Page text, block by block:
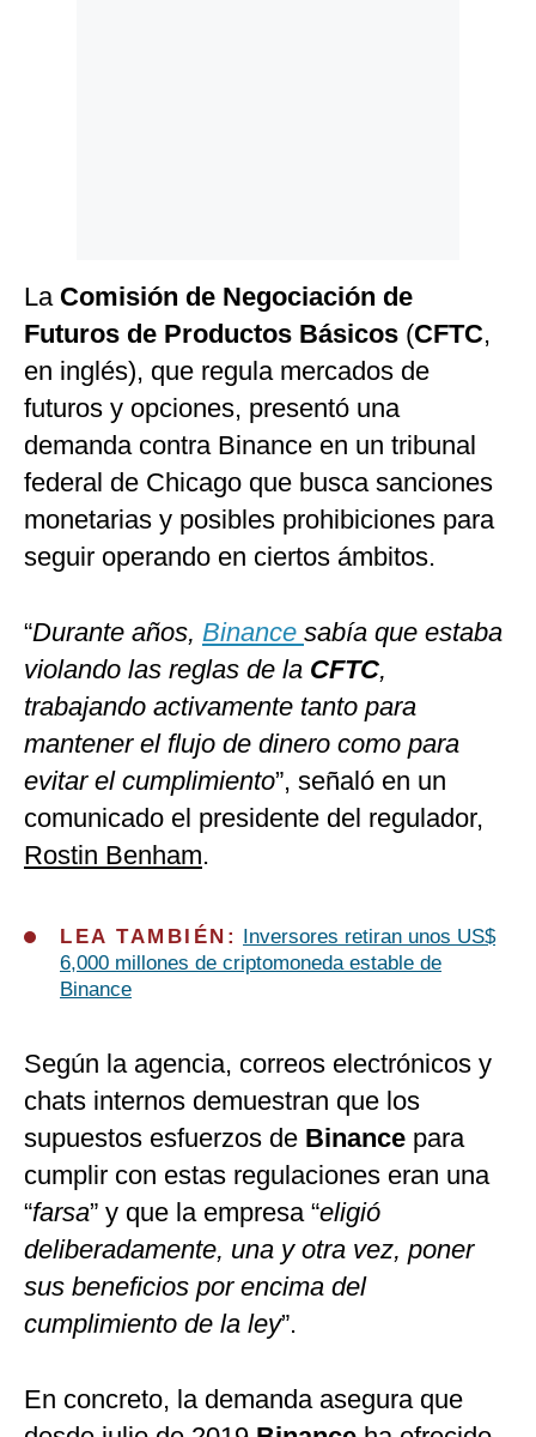
La Comisión de Negociación de
Futuros de Productos Básicos (CFTC,
en inglés), que regula mercados de
futuros y opciones, presentó una
demanda contra Binance en un tribunal
federal de Chicago que busca sanciones
monetarias y posibles prohibiciones para
seguir operando en ciertos ámbitos.
“Durante años, Binance sabía que estaba
violando las reglas de la CFTC,
trabajando activamente tanto para
mantener el flujo de dinero como para
evitar el cumplimiento”, señaló en un
comunicado el presidente del regulador,
Rostin Benham.
LEA TAMBIÉN:
Inversores retiran unos US$
6,000 millones de criptomoneda estable de
Binance
Según la agencia, correos electrónicos y
chats internos demuestran que los
supuestos esfuerzos de Binance para
cumplir con estas regulaciones eran una
“farsa” y que la empresa “eligió
deliberadamente, una y otra vez, poner
sus beneficios por encima del
cumplimiento de la ley”.
En concreto, la demanda asegura que